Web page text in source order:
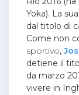
Yoka). La
dal titolo di
Come non
sportivo,
detiene il
da marzo
vivere in